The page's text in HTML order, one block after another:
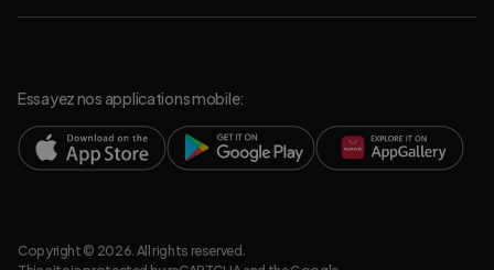
Essayez nos applications mobile:
Copyright © 2026. All rights reserved.